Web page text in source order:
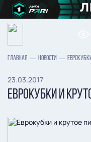
ГЛАВНАЯ НОВОСТИ
23.03.2017
ЕВРОКУБКИ И